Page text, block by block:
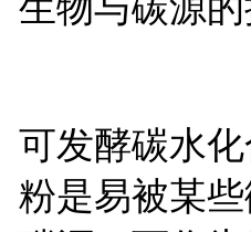
可发酵碳水
粉是易被某